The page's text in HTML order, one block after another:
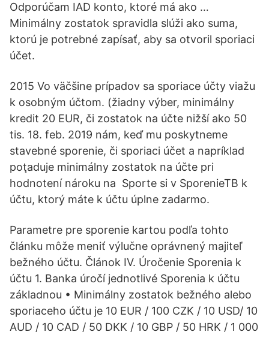
Odporúčam IAD konto, ktoré má ako …
Minimálny zostatok spravidla slúži ako suma,
ktorú je potrebné zapísať, aby sa otvoril sporiaci
účet.
2015 Vo väčšine prípadov sa sporiace účty viažu
k osobným účtom. (žiadny výber, minimálny
kredit 20 EUR, či zostatok na účte nižší ako 50
tis. 18. feb. 2019 nám, keď mu poskytneme
stavebné sporenie, či sporiaci účet a napríklad
poţaduje minimálny zostatok na účte pri
hodnotení nároku na Sporte si v SporenieTB k
účtu, ktorý máte k účtu úplne zadarmo.
Parametre pre sporenie kartou podľa tohto
článku môže meniť výlučne oprávnený majiteľ
bežného účtu. Článok IV. Úročenie Sporenia k
účtu 1. Banka úročí jednotlivé Sporenia k účtu
základnou • Minimálny zostatok bežného alebo
sporiaceho účtu je 10 EUR / 100 CZK / 10 USD/ 10
AUD / 10 CAD / 50 DKK / 10 GBP / 50 HRK / 1 000